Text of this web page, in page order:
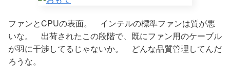
ファンとCPUの表面。 インテルの標準ファンは質が悪
いな。 出荷されたこの段階で、既にファン用のケーブル
が羽に干渉してるじゃないか。 どんな品質管理してんだ
ろうな。